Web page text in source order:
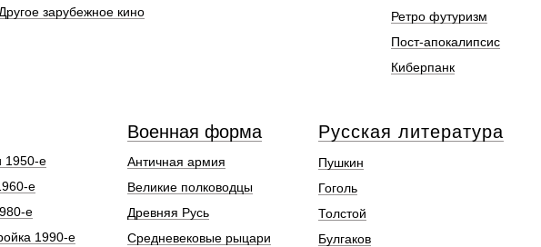
Другое зарубежное кино
Ретро футуризм
Пост-апокалипсис
Киберпанк
1950-е
е
е
1990-е
Античная армия
Великие полководцы
Древняя Русь
Средневековые рыцари
Военная форма Русская литература
Пушкин
Гоголь
Толстой
Булгаков